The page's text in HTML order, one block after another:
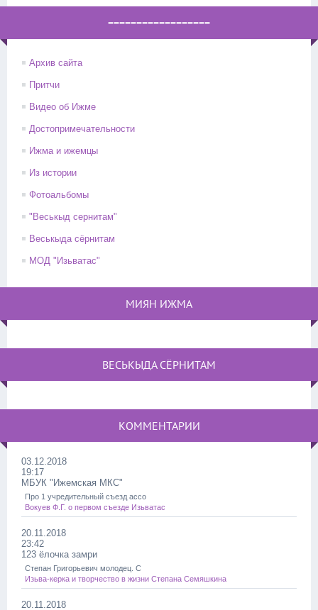
==================
Архив сайта
Притчи
Видео об Ижме
Достопримечательности
Ижма и ижемцы
Из истории
Фотоальбомы
"Веськыд сернитам"
Веськыда сёрнитам
МОД "Изьватас"
МИЯН ИЖМА
ВЕСЬКЫДА СЁРНИТАМ
КОММЕНТАРИИ
03.12.2018
19:17
МБУК "Ижемская МКС"
Про 1 учредительный съезд ассо
Вокуев Ф.Г. о первом съезде Изьватас
20.11.2018
23:42
123 ёлочка замри
Степан Григорьевич молодец. С
Изьва-керка и творчество в жизни Степана Семяшкина
20.11.2018